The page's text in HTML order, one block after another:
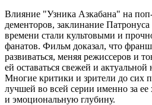
Влияние "Узника Азкабана" на
дементоров, заклинание
времени стали культовыми и
фанатов. Фильм доказал, что
развиваться, меняя режиссеров и
ей оставаться свежей и
Многие критики и зрители до сих
лучшей во всей серии именно за
и эмоциональную глубину.